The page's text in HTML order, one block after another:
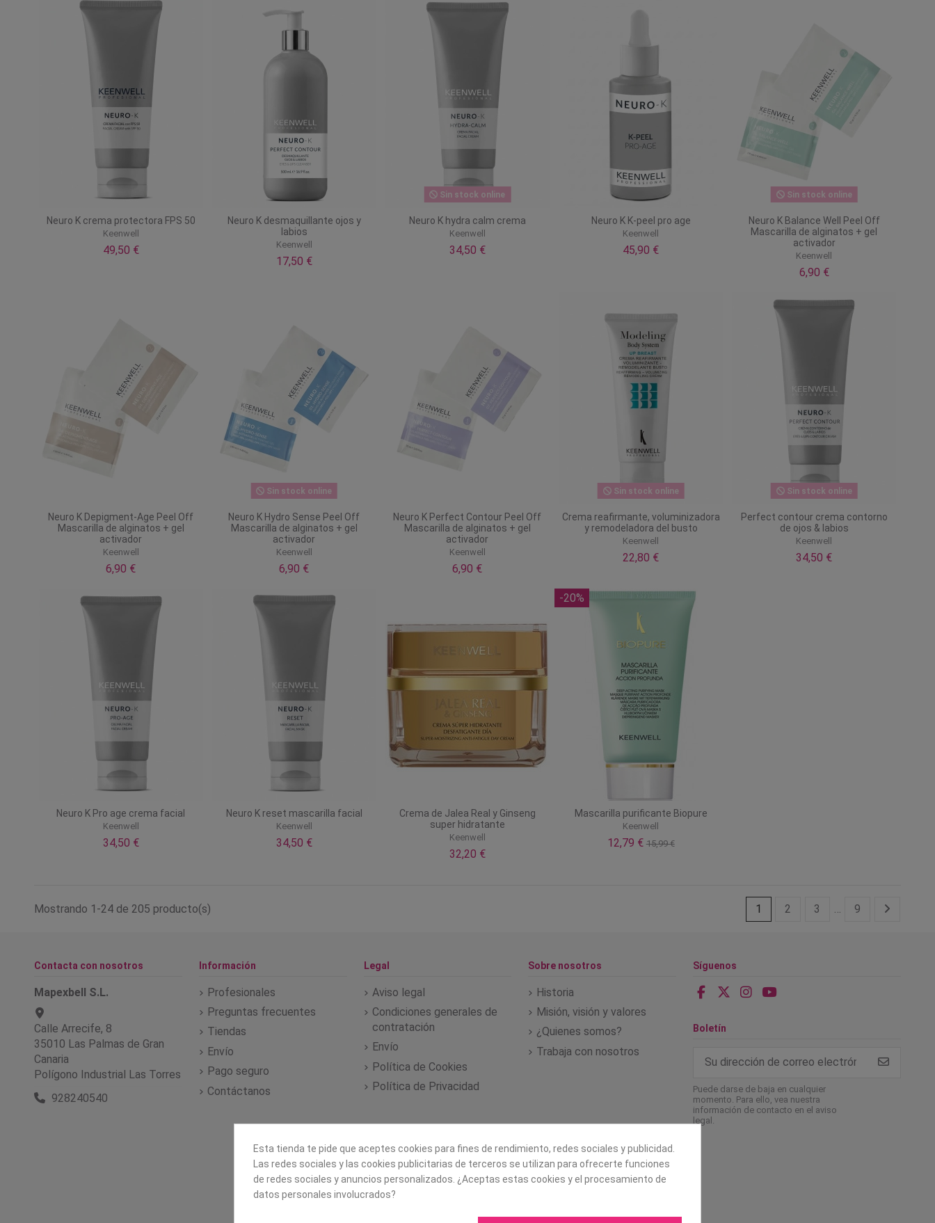
Neuro K crema protectora FPS 50
Keenwell
49,50 €
Neuro K desmaquillante ojos y
labios
Keenwell
17,50 €
Sin stock online
Neuro K hydra calm crema
Keenwell
34,50 €
Neuro K K-peel pro age
Keenwell
45,90 €
Sin stock online
Neuro K Balance Well Peel Off
Mascarilla de alginatos + gel
activador
Keenwell
6,90 €
Neuro K Depigment-Age Peel Off
Mascarilla de alginatos + gel
activador
Keenwell
6,90 €
Sin stock online
Neuro K Hydro Sense Peel Off
Mascarilla de alginatos + gel
activador
Keenwell
6,90 €
Neuro K Perfect Contour Peel Off
Mascarilla de alginatos + gel
activador
Keenwell
6,90 €
Sin stock online
Crema reafirmante, voluminizadora
y remodeladora del busto
Keenwell
22,80 €
Sin stock online
Perfect contour crema contorno
de ojos & labios
Keenwell
34,50 €
Neuro K Pro age crema facial
Keenwell
34,50 €
Neuro K reset mascarilla facial
Keenwell
34,50 €
Crema de Jalea Real y Ginseng
super hidratante
Keenwell
32,20 €
-20%
Mascarilla purificante Biopure
Keenwell
12,79 € 15,99 €
Mostrando 1-24 de 205 producto(s) 1 2 3 … 9
Contacta con nosotros
Mapexbell S.L.
Calle Arrecife, 8
35010 Las Palmas de Gran
Canaria
Polígono Industrial Las Torres
928240540
Información
Profesionales
Preguntas frecuentes
Tiendas
Envío
Pago seguro
Contáctanos
Legal
Aviso legal
Condiciones generales de
contratación
Envío
Política de Cookies
Política de Privacidad
Sobre nosotros
Historia
Misión, visión y valores
¿Quienes somos?
Trabaja con nosotros
Síguenos
Boletín
Puede darse de baja en cualquier
momento. Para ello, vea nuestra
información de contacto en el aviso
legal.
Esta tienda te pide que aceptes cookies para fines de rendimiento, redes sociales y publicidad.
Las redes sociales y las cookies publicitarias de terceros se utilizan para ofrecerte funciones
de redes sociales y anuncios personalizados. ¿Aceptas estas cookies y el procesamiento de
datos personales involucrados?